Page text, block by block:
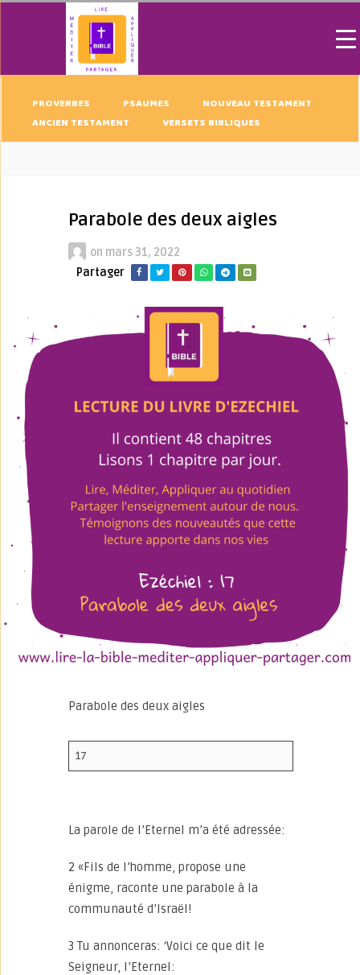
PROVERBES PSAUMES
NOUVEAU TESTAMENT
ANCIEN TESTAMENT
VERSETS BIBLIQUES
Parabole des deux aigles
on mars 31, 2022
Partager
Parabole des deux aigles
17
La parole de l’Eternel m’a été adressée:
2 «Fils de l’homme, propose une
énigme, raconte une parabole à la
communauté d’Israël!
3 Tu annonceras: ‘Voici ce que dit le
Seigneur, l’Eternel: